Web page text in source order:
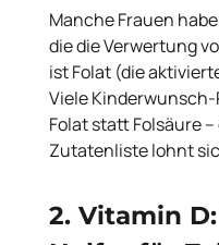
Manche Frauen
die die Verwertung
ist Folat (die
Viele
Folat statt Folsäure
Zutatenliste lohnt
2. Vitamin